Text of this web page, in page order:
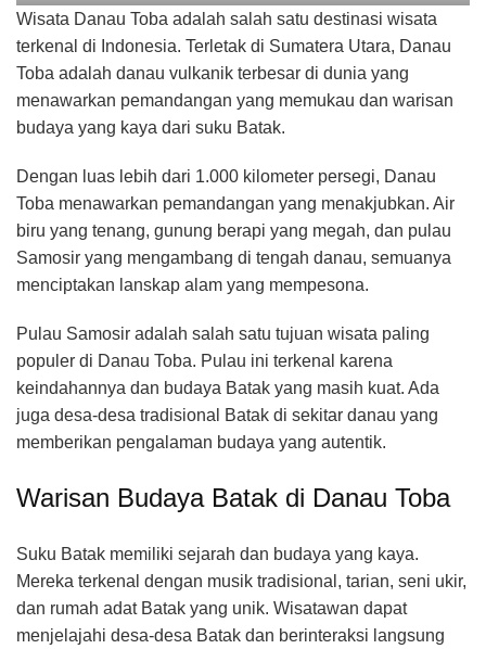
Wisata Danau Toba adalah salah satu destinasi wisata
terkenal di Indonesia. Terletak di Sumatera Utara, Danau
Toba adalah danau vulkanik terbesar di dunia yang
menawarkan pemandangan yang memukau dan warisan
budaya yang kaya dari suku Batak.
Dengan luas lebih dari 1.000 kilometer persegi, Danau
Toba menawarkan pemandangan yang menakjubkan. Air
biru yang tenang, gunung berapi yang megah, dan pulau
Samosir yang mengambang di tengah danau, semuanya
menciptakan lanskap alam yang mempesona.
Pulau Samosir adalah salah satu tujuan wisata paling
populer di Danau Toba. Pulau ini terkenal karena
keindahannya dan budaya Batak yang masih kuat. Ada
juga desa-desa tradisional Batak di sekitar danau yang
memberikan pengalaman budaya yang autentik.
Warisan Budaya Batak di Danau Toba
Suku Batak memiliki sejarah dan budaya yang kaya.
Mereka terkenal dengan musik tradisional, tarian, seni ukir,
dan rumah adat Batak yang unik. Wisatawan dapat
menjelajahi desa-desa Batak dan berinteraksi langsung